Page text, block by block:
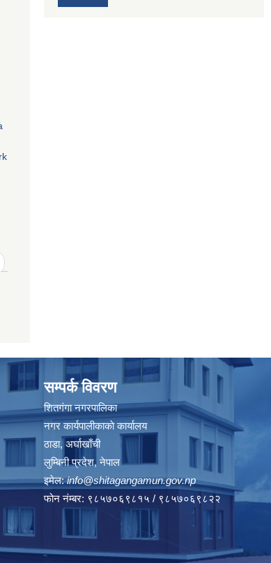
सम्पर्क विवरण
शितगंगा नगरपालिका
नगर कार्यपालीकाकाे कार्यालय
ठाडा, अर्घाखाँची
लुम्बिनी प्रदेश, नेपाल
इमेल:info@shitagangamun.gov.np
फोन नंम्बर: ९८५७०६९८१५ / ९८५७०६९८२२